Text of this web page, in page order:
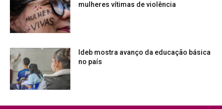
mulheres vítimas de violência
Ideb mostra avanço da educação básica
no país